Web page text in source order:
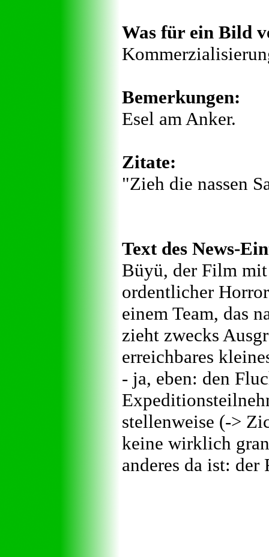
Was für ein Bild
Bemerkungen:
Esel am Anker.
Zitate:
"Zieh die nassen
Text des News-
Büyü, der Film mit
ordentlicher
einem Team, das
zieht zwecks
erreichbares
- ja, eben: den
stellenweise (->
keine wirklich
anderes da ist: